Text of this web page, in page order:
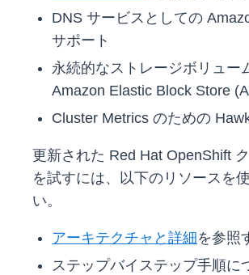
DNS サービスとしての
サポート
永続的なストレージボリュー
Amazon Elastic Block Store
Cluster Metrics のための
更新された Red Hat OpenShift
を試すには、以下のリソースを
い。
アーキテクチャと詳細を参照
ステップバイステップ手順に